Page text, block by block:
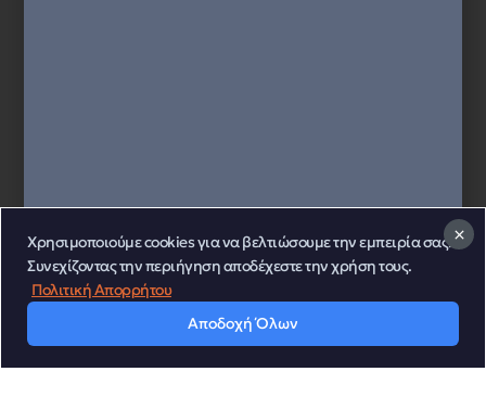
Χρησιμοποιούμε cookies για να βελτιώσουμε την εμπειρία σας.
Συνεχίζοντας την περιήγηση αποδέχεστε την χρήση τους.
Πολιτική Απορρήτου
Αποδοχή Όλων